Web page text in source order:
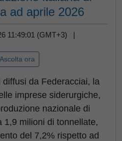
ad aprile 2026
11:49:01 (GMT+3) |
Ascolta ora
da Federacciai, la
imprese siderurgiche,
nazionale di
1,9 milioni di tonnellate,
del 7,2% rispetto ad